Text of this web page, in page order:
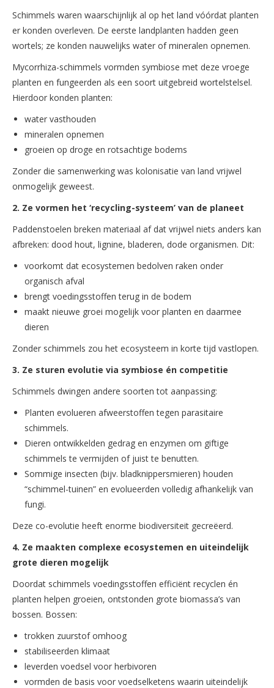
Schimmels waren waarschijnlijk al op het land vóórdat planten
er konden overleven. De eerste landplanten hadden geen
wortels; ze konden nauwelijks water of mineralen opnemen.
Mycorrhiza-schimmels vormden symbiose met deze vroege
planten en fungeerden als een soort uitgebreid wortelstelsel.
Hierdoor konden planten:
water vasthouden
mineralen opnemen
groeien op droge en rotsachtige bodems
Zonder die samenwerking was kolonisatie van land vrijwel
onmogelijk geweest.
2. Ze vormen het ‘recycling-systeem’ van de planeet
Paddenstoelen breken materiaal af dat vrijwel niets anders kan
afbreken: dood hout, lignine, bladeren, dode organismen. Dit:
voorkomt dat ecosystemen bedolven raken onder
organisch afval
brengt voedingsstoffen terug in de bodem
maakt nieuwe groei mogelijk voor planten en daarmee
dieren
Zonder schimmels zou het ecosysteem in korte tijd vastlopen.
3. Ze sturen evolutie via symbiose én competitie
Schimmels dwingen andere soorten tot aanpassing:
Planten evolueren afweerstoffen tegen parasitaire
schimmels.
Dieren ontwikkelden gedrag en enzymen om giftige
schimmels te vermijden of juist te benutten.
Sommige insecten (bijv. bladknippersmieren) houden
“schimmel-tuinen” en evolueerden volledig afhankelijk van
fungi.
Deze co-evolutie heeft enorme biodiversiteit gecreëerd.
4. Ze maakten complexe ecosystemen en uiteindelijk
grote dieren mogelijk
Doordat schimmels voedingsstoffen efficiënt recyclen én
planten helpen groeien, ontstonden grote biomassa’s van
bossen. Bossen:
trokken zuurstof omhoog
stabiliseerden klimaat
leverden voedsel voor herbivoren
vormden de basis voor voedselketens waarin uiteindelijk